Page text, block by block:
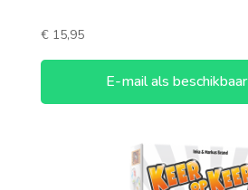
€15,95
E-mail als beschikbaar